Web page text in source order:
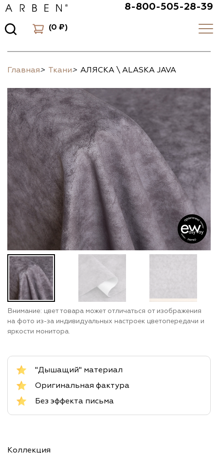
8-800-505-28-39
(0 ₽)
Главная> Ткани> АЛЯСКА \ ALASKA JAVA
Внимание: цвет товара может отличаться от изображения
на фото из-за индивидуальных настроек цветопередачи и
яркости монитора.
"Дышащий" материал
Оригинальная фактура
Без эффекта письма
Коллекция